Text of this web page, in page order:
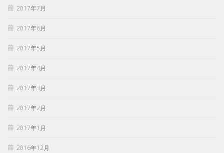
2017年7月
2017年6月
2017年5月
2017年4月
2017年3月
2017年2月
2017年1月
2016年12月